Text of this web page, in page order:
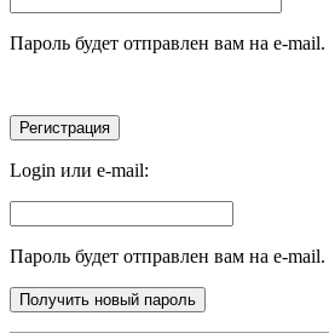
Пароль будет отправлен вам на e-mail.
Login или e-mail:
Пароль будет отправлен вам на e-mail.